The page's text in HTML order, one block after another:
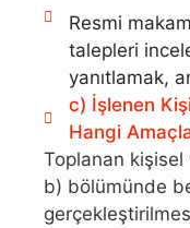
Resmi
talepleri
yanıtlamak,
c) İşlenen
Hangi
Toplanan kişisel
b) bölümünde